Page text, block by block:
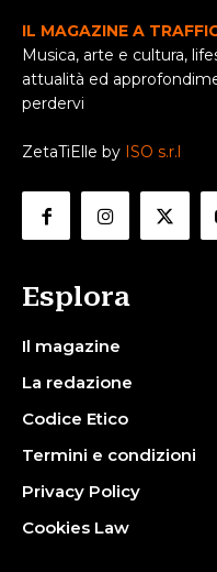
IL MAGAZINE A
Musica, arte e cultura,
attualità ed
perdervi
ZetaTiElle by ISO s.r.l
Esplora
Il magazine
La redazione
Codice Etico
Termini e condizioni
Privacy Policy
Cookies Law